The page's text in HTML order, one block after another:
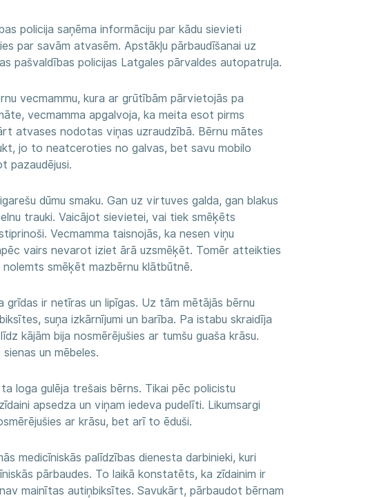
policija saņēma informāciju par kādu sievieti
par savām atvasēm. Apstākļu pārbaudīšanai uz
pašvaldības policijas Latgales pārvaldes autopatruļa.
vecmammu, kura ar grūtībām pārvietojās pa
vecmamma apgalvoja, ka meita esot pirms
atvases nodotas viņas uzraudzībā. Bērnu mātes
jo to neatceroties no galvas, bet savu mobilo
pazaudējusi.
dūmu smaku. Gan uz virtuves galda, gan blakus
trauki. Vaicājot sievietei, vai tiek smēķēts
Vecmamma taisnojās, ka nesen viņu
vairs nevarot iziet ārā uzsmēķēt. Tomēr atteikties
smēķēt mazbērnu klātbūtnē.
grīdas ir netīras un lipīgas. Uz tām mētājās bērnu
suņa izkārnījumi un barība. Pa istabu skraidīja
kājām bija nosmērējušies ar tumšu guaša krāsu.
un mēbeles.
loga gulēja trešais bērns. Tikai pēc policistu
apsedza un viņam iedeva pudelīti. Likumsargi
ar krāsu, bet arī to ēduši.
medicīniskās palīdzības dienesta darbinieki, kuri
pārbaudes. To laikā konstatēts, ka zīdainim ir
mainītas autiņbiksītes. Savukārt, pārbaudot bērnam